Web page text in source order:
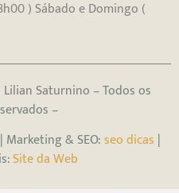
) Sábado e Domingo (
Lilian Saturnino – Todos os
–
| Marketing & SEO:seo dicas |
Site da Web